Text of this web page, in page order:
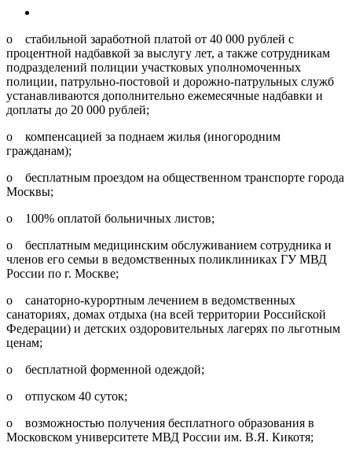
o стабильной заработной платой от 40 000 рублей с
процентной надбавкой за выслугу лет, а также сотрудникам
подразделений полиции участковых уполномоченных
полиции, патрульно-постовой и дорожно-патрульных служб
устанавливаются дополнительно ежемесячные надбавки и
доплаты до 20 000 рублей;
o компенсацией за поднаем жилья (иногородним
гражданам);
o бесплатным проездом на общественном транспорте города
Москвы;
o 100% оплатой больничных листов;
o бесплатным медицинским обслуживанием сотрудника и
членов его семьи в ведомственных поликлиниках ГУ МВД
России по г. Москве;
o санаторно-курортным лечением в ведомственных
санаториях, домах отдыха (на всей территории Российской
Федерации) и детских оздоровительных лагерях по льготным
ценам;
o бесплатной форменной одеждой;
o отпуском 40 суток;
o возможностью получения бесплатного образования в
Московском университете МВД России им. В.Я. Кикотя;